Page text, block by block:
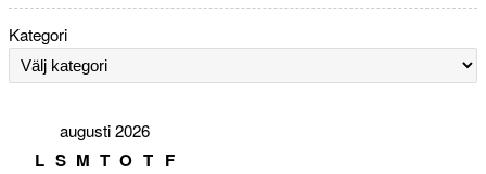
Kategori
augusti 2026
L S M T O T F